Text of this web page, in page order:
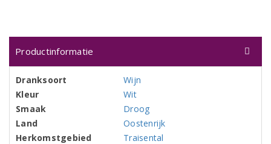
Productinformatie
Dranksoort
Wijn
Kleur
Wit
Smaak
Droog
Land
Oostenrijk
Herkomstgebied
Traisental